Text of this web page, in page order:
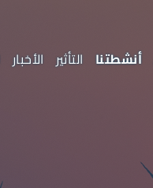
أنشطتنا التأثير الأخبار